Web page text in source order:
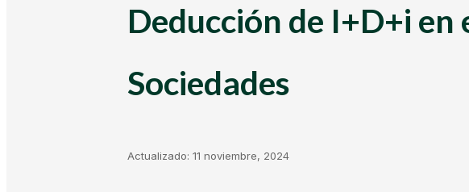
Kit Digital
Plantillas Facturación
Deducción de I+D+i en
Sociedades
Actualizado: 11 noviembre, 2024